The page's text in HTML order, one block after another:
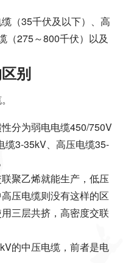
（35千伏及以下）、高
（275～800千伏）以及
别
分为弱电电缆450/750V
缆3-35kV、高压电缆35-
聚乙烯就能生产，低压
压电缆则没有这样的区
三层共挤，高密度交联
的中压电缆，前者是电